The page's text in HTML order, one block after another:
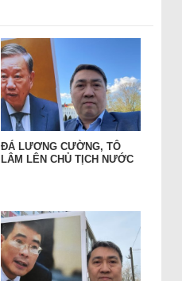
ĐÁ LƯƠNG CƯỜNG, TÔ
LÂM LÊN CHỦ TỊCH NƯỚC